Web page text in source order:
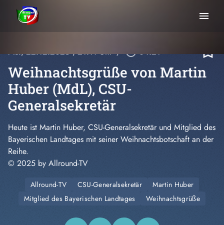
menu
Mo., 22.12.2025, 21:11 Uhr / play_circle_outline04:21 bookmark_border
Weihnachtsgrüße von Martin
Huber (MdL), CSU-
Generalsekretär
Heute ist Martin Huber, CSU-Generalsekretär und Mitglied des
Bayerischen Landtages mit seiner Weihnachtsbotschaft an der
Reihe.
© 2025 by Allround-TV
Allround-TV CSU-Generalsekretär
Martin Huber
Mitglied des Bayerischen Landtages
Weihnachtsgrüße